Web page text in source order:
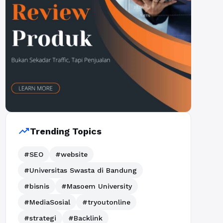
trending_upTrending Topics
#SEO
#website
#Universitas Swasta di Bandung
#bisnis
#Masoem University
#MediaSosial
#tryoutonline
#strategi
#Backlink